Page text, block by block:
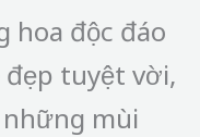
hoa độc đáo
tuyệt vời,
mùi